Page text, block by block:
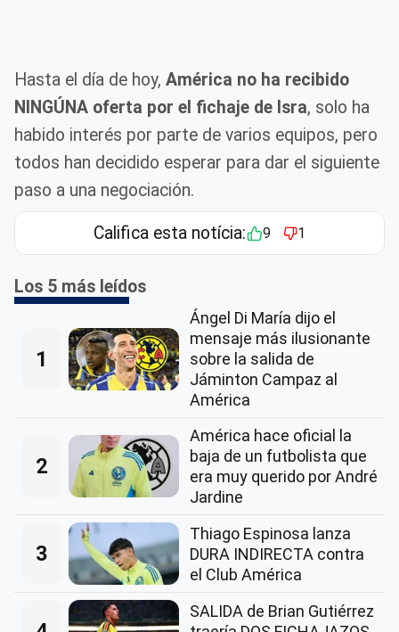
Hasta el día de hoy, América no ha recibido
NINGÚNA oferta por el fichaje de Isra, solo ha
habido interés por parte de varios equipos, pero
todos han decidido esperar para dar el siguiente
paso a una negociación.
Califica esta notícia: 9 1
Los 5 más leídos
1
Ángel Di María dijo el
mensaje más ilusionante
sobre la salida de
Jáminton Campaz al
América
2
América hace oficial la
baja de un futbolista que
era muy querido por André
Jardine
3
Thiago Espinosa lanza
DURA INDIRECTA contra
el Club América
SALIDA de Brian Gutiérrez